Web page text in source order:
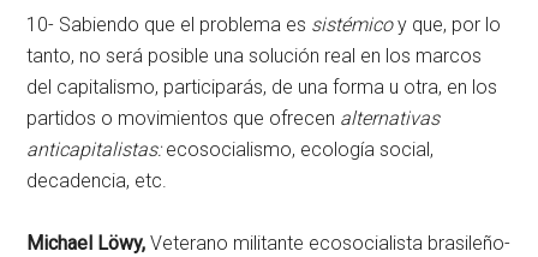
10- Sabiendo que el problema es sistémicoy que, por lo
tanto, no será posible una solución real en los marcos
del capitalismo, participarás, de una forma u otra, en los
partidos o movimientos que ofrecen alternativas
anticapitalistas:ecosocialismo, ecología social,
decadencia, etc.
Michael Löwy,Veterano militante ecosocialista brasileño-